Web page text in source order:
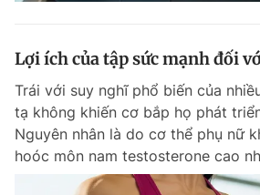
Lợi ích của tập sức mạnh đối
Trái với suy nghĩ phổ biến của
tạ không khiến cơ bắp họ phát
Nguyên nhân là do cơ thể phụ nữ
hoóc môn nam testosterone cao